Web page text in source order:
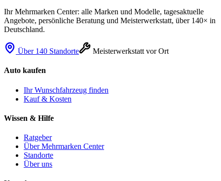
Ihr Mehrmarken Center: alle Marken und Modelle, tagesaktuelle
Angebote, persönliche Beratung und Meisterwerkstatt, über 140× in
Deutschland.
Über 140 Standorte Meisterwerkstatt vor Ort
Auto kaufen
Ihr Wunschfahrzeug finden
Kauf & Kosten
Wissen & Hilfe
Ratgeber
Über Mehrmarken Center
Standorte
Über uns